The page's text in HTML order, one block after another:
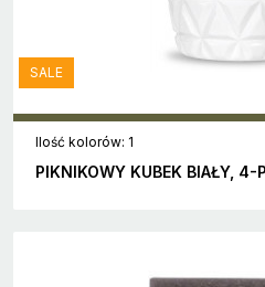
SALE
Ilość kolorów: 1
PIKNIKOWY KUBEK BIAŁY,